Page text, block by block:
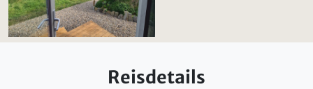
Reisdetails